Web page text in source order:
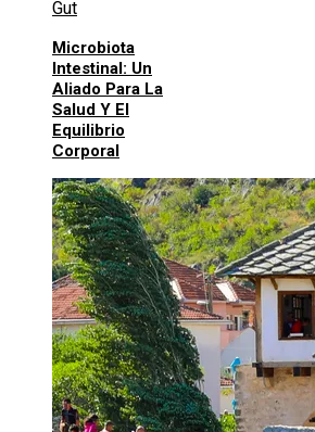
Microbiota
Intestinal: Un
Aliado Para La
Salud Y El
Equilibrio
Corporal